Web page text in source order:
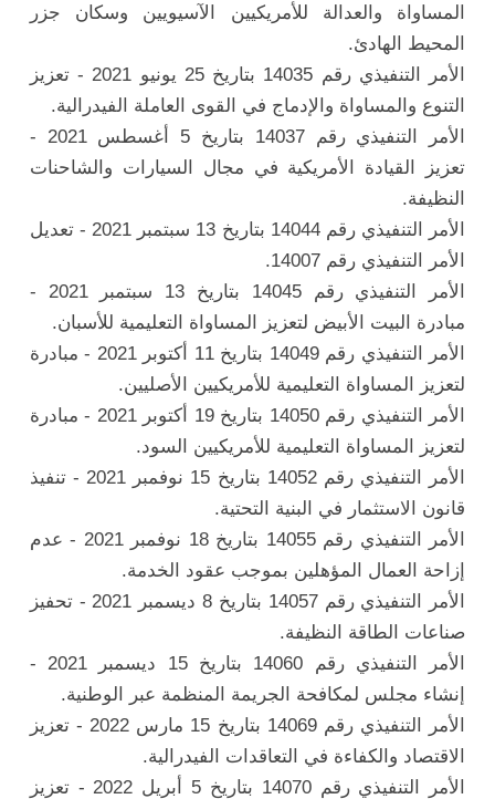
المساواة والعدالة للأمريكيين الآسيويين وسكان جزر
المحيط الهادئ.
الأمر التنفيذي رقم 14035 بتاريخ 25 يونيو 2021 - تعزيز
التنوع والمساواة والإدماج في القوى العاملة الفيدرالية.
الأمر التنفيذي رقم 14037 بتاريخ 5 أغسطس 2021 -
تعزيز القيادة الأمريكية في مجال السيارات والشاحنات
النظيفة.
الأمر التنفيذي رقم 14044 بتاريخ 13 سبتمبر 2021 - تعديل
الأمر التنفيذي رقم 14007.
الأمر التنفيذي رقم 14045 بتاريخ 13 سبتمبر 2021 -
مبادرة البيت الأبيض لتعزيز المساواة التعليمية للأسبان.
الأمر التنفيذي رقم 14049 بتاريخ 11 أكتوبر 2021 - مبادرة
لتعزيز المساواة التعليمية للأمريكيين الأصليين.
الأمر التنفيذي رقم 14050 بتاريخ 19 أكتوبر 2021 - مبادرة
لتعزيز المساواة التعليمية للأمريكيين السود.
الأمر التنفيذي رقم 14052 بتاريخ 15 نوفمبر 2021 - تنفيذ
قانون الاستثمار في البنية التحتية.
الأمر التنفيذي رقم 14055 بتاريخ 18 نوفمبر 2021 - عدم
إزاحة العمال المؤهلين بموجب عقود الخدمة.
الأمر التنفيذي رقم 14057 بتاريخ 8 ديسمبر 2021 - تحفيز
صناعات الطاقة النظيفة.
الأمر التنفيذي رقم 14060 بتاريخ 15 ديسمبر 2021 -
إنشاء مجلس لمكافحة الجريمة المنظمة عبر الوطنية.
الأمر التنفيذي رقم 14069 بتاريخ 15 مارس 2022 - تعزيز
الاقتصاد والكفاءة في التعاقدات الفيدرالية.
الأمر التنفيذي رقم 14070 بتاريخ 5 أبريل 2022 - تعزيز